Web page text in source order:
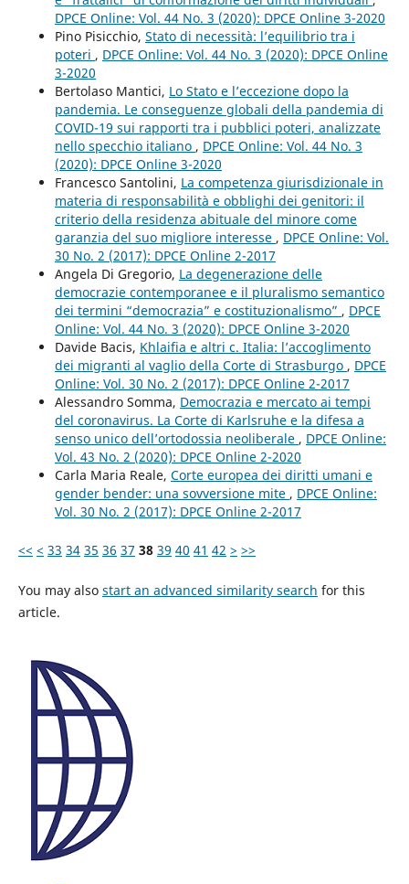
DPCE Online: Vol. 44 No. 3 (2020): DPCE Online 3-2020
Pino Pisicchio, Stato di necessità: l’equilibrio tra i
poteri , DPCE Online: Vol. 44 No. 3 (2020): DPCE Online
3-2020
Bertolaso Mantici, Lo Stato e l’eccezione dopo la
pandemia. Le conseguenze globali della pandemia di
COVID-19 sui rapporti tra i pubblici poteri, analizzate
nello specchio italiano , DPCE Online: Vol. 44 No. 3
(2020): DPCE Online 3-2020
Francesco Santolini, La competenza giurisdizionale in
materia di responsabilità e obblighi dei genitori: il
criterio della residenza abituale del minore come
garanzia del suo migliore interesse , DPCE Online: Vol.
30 No. 2 (2017): DPCE Online 2-2017
Angela Di Gregorio, La degenerazione delle
democrazie contemporanee e il pluralismo semantico
dei termini “democrazia” e costituzionalismo” , DPCE
Online: Vol. 44 No. 3 (2020): DPCE Online 3-2020
Davide Bacis, Khlaifia e altri c. Italia: l’accoglimento
dei migranti al vaglio della Corte di Strasburgo , DPCE
Online: Vol. 30 No. 2 (2017): DPCE Online 2-2017
Alessandro Somma, Democrazia e mercato ai tempi
del coronavirus. La Corte di Karlsruhe e la difesa a
senso unico dell’ortodossia neoliberale , DPCE Online:
Vol. 43 No. 2 (2020): DPCE Online 2-2020
Carla Maria Reale, Corte europea dei diritti umani e
gender bender: una sovversione mite , DPCE Online:
Vol. 30 No. 2 (2017): DPCE Online 2-2017
<< < 33 34 35 36 37 38 39 40 41 42 > >>
You may also start an advanced similarity search for this
article.